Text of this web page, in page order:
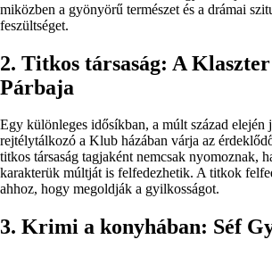
miközben a gyönyörű természet és a drámai
feszültséget.
2. Titkos társaság: A
Párbaja
Egy különleges idősíkban, a múlt század elején
rejtélytálkozó a Klub házában várja az
titkos társaság tagjaként nemcsak nyomoznak,
karakterük múltját is felfedezhetik. A titkok
ahhoz, hogy megoldják a gyilkosságot.
3. Krimi a konyhában: Séf